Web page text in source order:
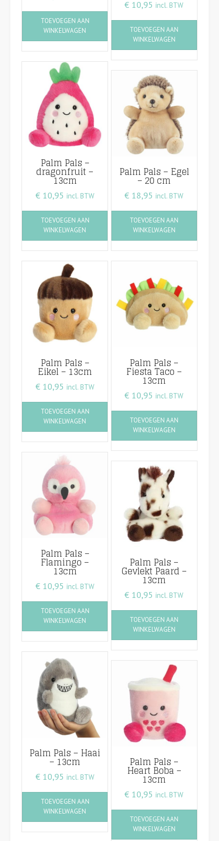
TOEVOEGEN AAN
WINKELWAGEN
€ 10,95 incl. BTW
TOEVOEGEN AAN
WINKELWAGEN
Palm Pals –
dragonfruit –
13cm
€10,95 incl. BTW
TOEVOEGEN AAN
WINKELWAGEN
Palm Pals – Egel
– 20 cm
€ 18,95 incl. BTW
TOEVOEGEN AAN
WINKELWAGEN
Palm Pals –
Eikel – 13cm
€10,95 incl. BTW
TOEVOEGEN AAN
WINKELWAGEN
Palm Pals –
Fiesta Taco –
13cm
€ 10,95 incl. BTW
TOEVOEGEN AAN
WINKELWAGEN
Palm Pals –
Flamingo –
13cm
€10,95 incl. BTW
TOEVOEGEN AAN
WINKELWAGEN
Palm Pals –
Gevlekt Paard –
13cm
€ 10,95 incl. BTW
TOEVOEGEN AAN
WINKELWAGEN
Palm Pals – Haai
– 13cm
€10,95 incl. BTW
TOEVOEGEN AAN
WINKELWAGEN
Palm Pals –
Heart Boba –
13cm
€ 10,95 incl. BTW
TOEVOEGEN AAN
WINKELWAGEN